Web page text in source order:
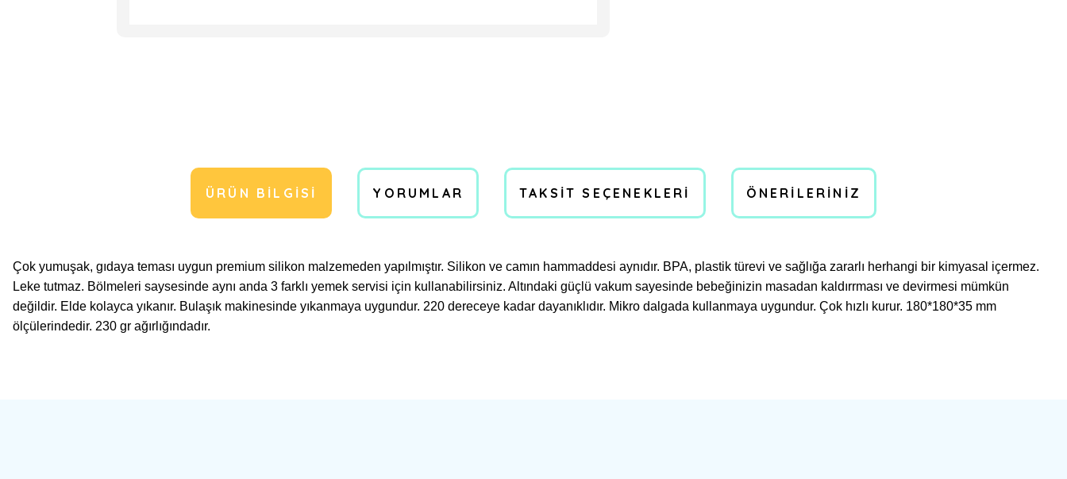
ÜRÜN BILGISI YORUMLAR TAKSIT SEÇENEKLERI ÖNERILERINIZ
Çok yumuşak, gıdaya teması uygun premium silikon malzemeden yapılmıştır. Silikon ve camın hammaddesi aynıdır. BPA, plastik türevi ve sağlığa zararlı herhangi bir kimyasal içermez.
Leke tutmaz. Bölmeleri saysesinde aynı anda 3 farklı yemek servisi için kullanabilirsiniz. Altındaki güçlü vakum sayesinde bebeğinizin masadan kaldırrması ve devirmesi mümkün
değildir. Elde kolayca yıkanır. Bulaşık makinesinde yıkanmaya uygundur. 220 dereceye kadar dayanıklıdır. Mikro dalgada kullanmaya uygundur. Çok hızlı kurur. 180*180*35 mm
ölçülerindedir. 230 gr ağırlığındadır.